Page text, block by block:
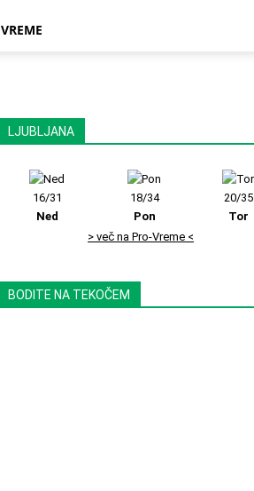
VREME
LJUBLJANA
16/31
Ned
18/34
Pon
20/35
Tor
> več na Pro-Vreme <
BODITE NA TEKOČEM